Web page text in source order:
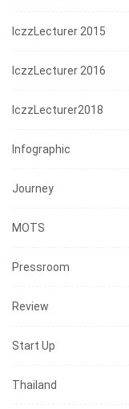
IczzLecturer 2015
IczzLecturer 2016
IczzLecturer2018
Infographic
Journey
MOTS
Pressroom
Review
Start Up
Thailand